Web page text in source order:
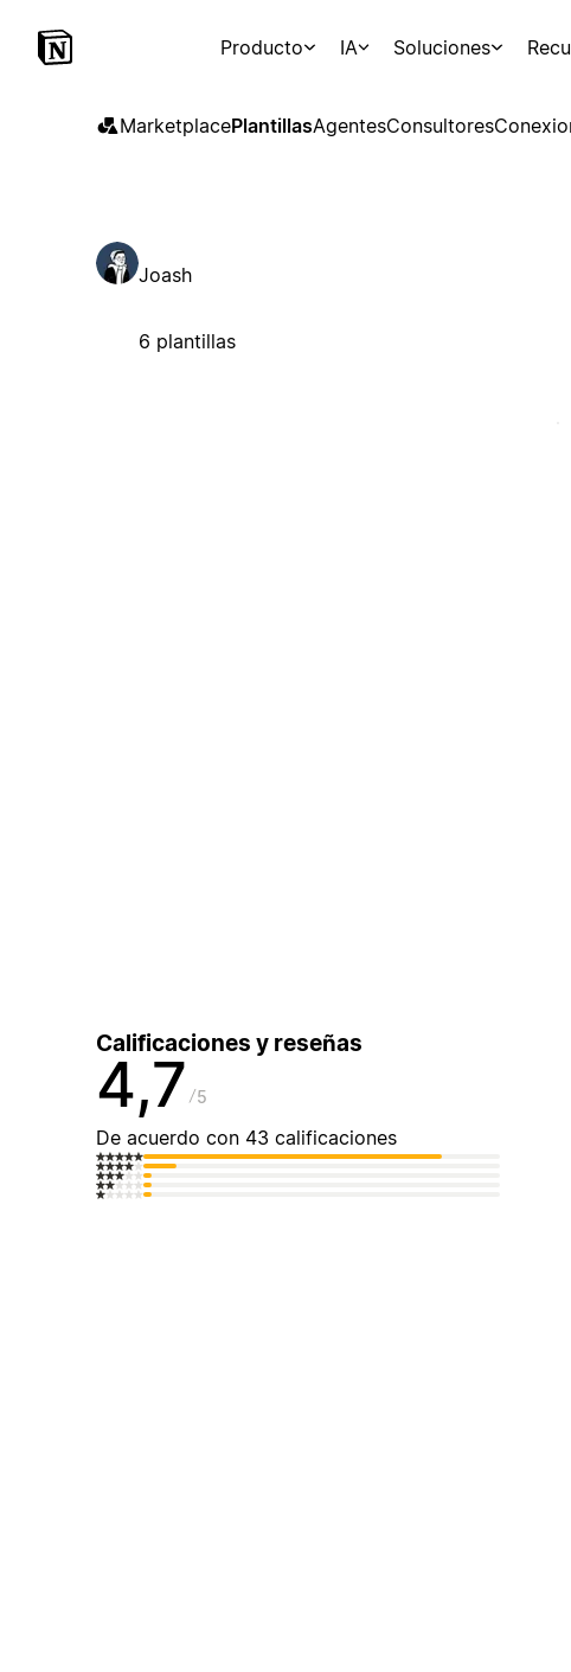
Producto IA Soluciones
MarketplacePlantillasAgentesConsultores
Joash
6 plantillas
Calificaciones y reseñas
4,7 5
De acuerdo con 43 calificaciones